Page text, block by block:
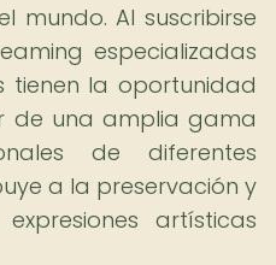
mundo. Al suscribirse
especializadas
tienen la oportunidad
de una amplia gama
de diferentes
a la preservación y
artísticas